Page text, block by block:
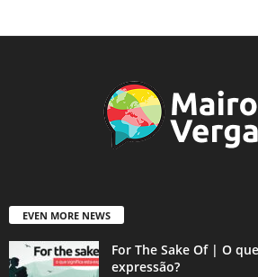
EVEN MORE NEWS
For The Sake Of | O
expressão?